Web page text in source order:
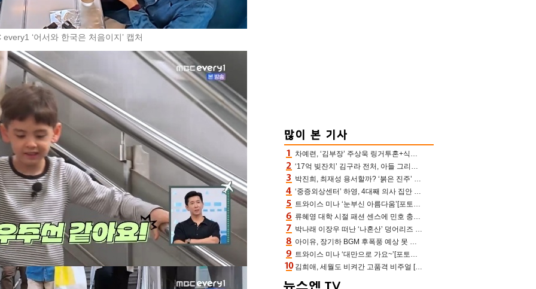
‘어서와 한국은 처음이지’ 캡처
차예련, ‘김부장’ 주상욱 링거투혼+식스팩 비화 “옷 벗는데 아저씨는 안 된다고”(차장금)
‘17억 빚잔치’ 김구라 전처, 아들 그리는 “나 뿐인데” 친엄마 챙기는 효심 눈길
박진희, 최재성 용서할까? ‘붉은 진주’ 오늘(7일) 결말 나온다
‘중증외상센터’ 하영, 4대째 의사 집안 인증 “증조부, 고종 황제 진료”(옥문아)[어제TV]
트와이스 미나 ‘눈부신 아름다움’[포토엔HD]
류혜영 대학 시절 패션 센스에 민호 충격 “레몬색 레깅스에 다리 없는 줄”(나혼산)
박나래 이장우 떠난 ‘나혼산’ 덩어리즈 왔다, 1인 1케이크에 팜유 전현무 충격[어제TV]
아이유, 장기하 BGM 후폭풍 예상 못 했나‥삭제 오보→윤가이까지 엮여 시끌
트와이스 미나 ‘대만으로 가요~’[포토엔HD]
김희애, 세월도 비켜간 고품격 비주얼 [포토엔HD]